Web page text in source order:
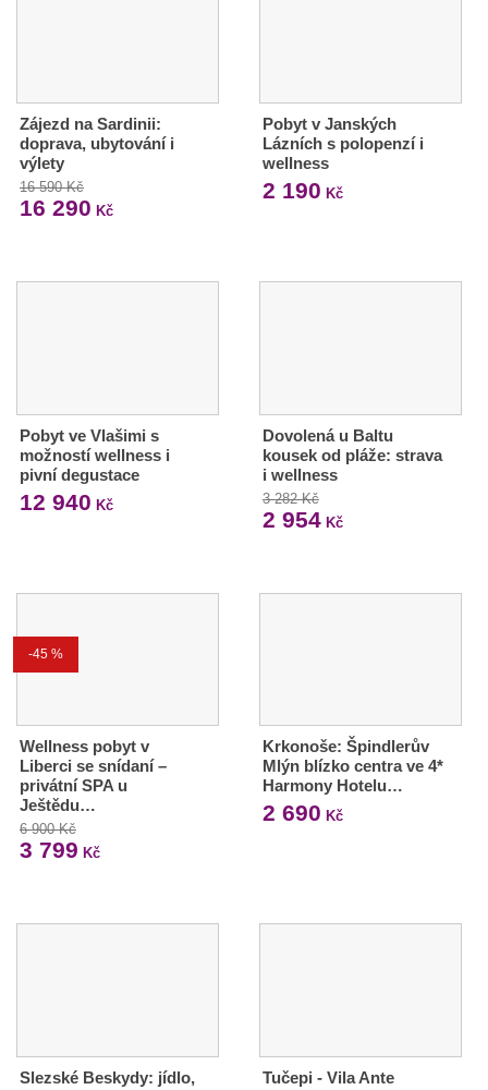
Zájezd na Sardinii:
doprava, ubytování i
výlety
16 590 Kč
16 290 Kč
Pobyt v Janských
Lázních s polopenzí i
wellness
2 190 Kč
Pobyt ve Vlašimi s
možností wellness i
pivní degustace
12 940 Kč
Dovolená u Baltu
kousek od pláže: strava
i wellness
3 282 Kč
2 954Kč
-45 %
Wellness pobyt v
Liberci se snídaní –
privátní SPA u
Ještědu…
6 900 Kč
3 799 Kč
Krkonoše: Špindlerův
Mlýn blízko centra ve 4*
Harmony Hotelu…
2 690 Kč
Slezské Beskydy: jídlo,
Tučepi - Vila Ante